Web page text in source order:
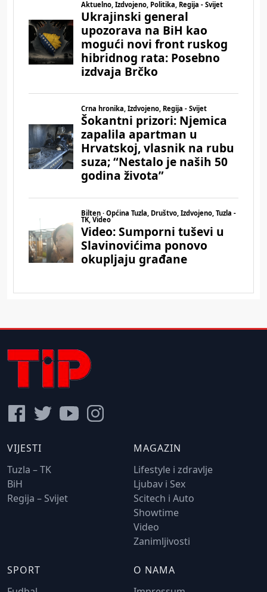
VIJESTI
Tuzla – TK
BiH
Regija – Svijet
MAGAZIN
Lifestyle i zdravlje
Ljubav i Sex
Scitech i Auto
Showtime
Video
Zanimljivosti
SPORT
O NAMA